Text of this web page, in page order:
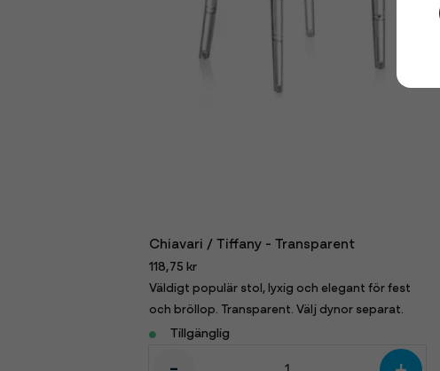
Chiavari / Tiffany - Transparent
118,75 kr
Väldigt populär stol, lyxig och elegant för fest
och bröllop. Transparent. Välj dynor separat.
Tillgänglig